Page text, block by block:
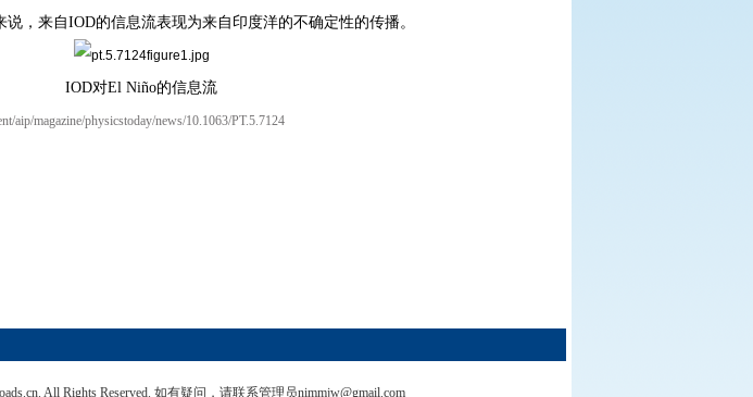
，来自IOD的信息流表现为来自印度洋的不确定性的传播。
IOD对El Niño的信息流
aip/magazine/physicstoday/news/10.1063/PT.5.7124
All Rights Reserved. 如有疑问，请联系管理员nimmjw@gmail.com